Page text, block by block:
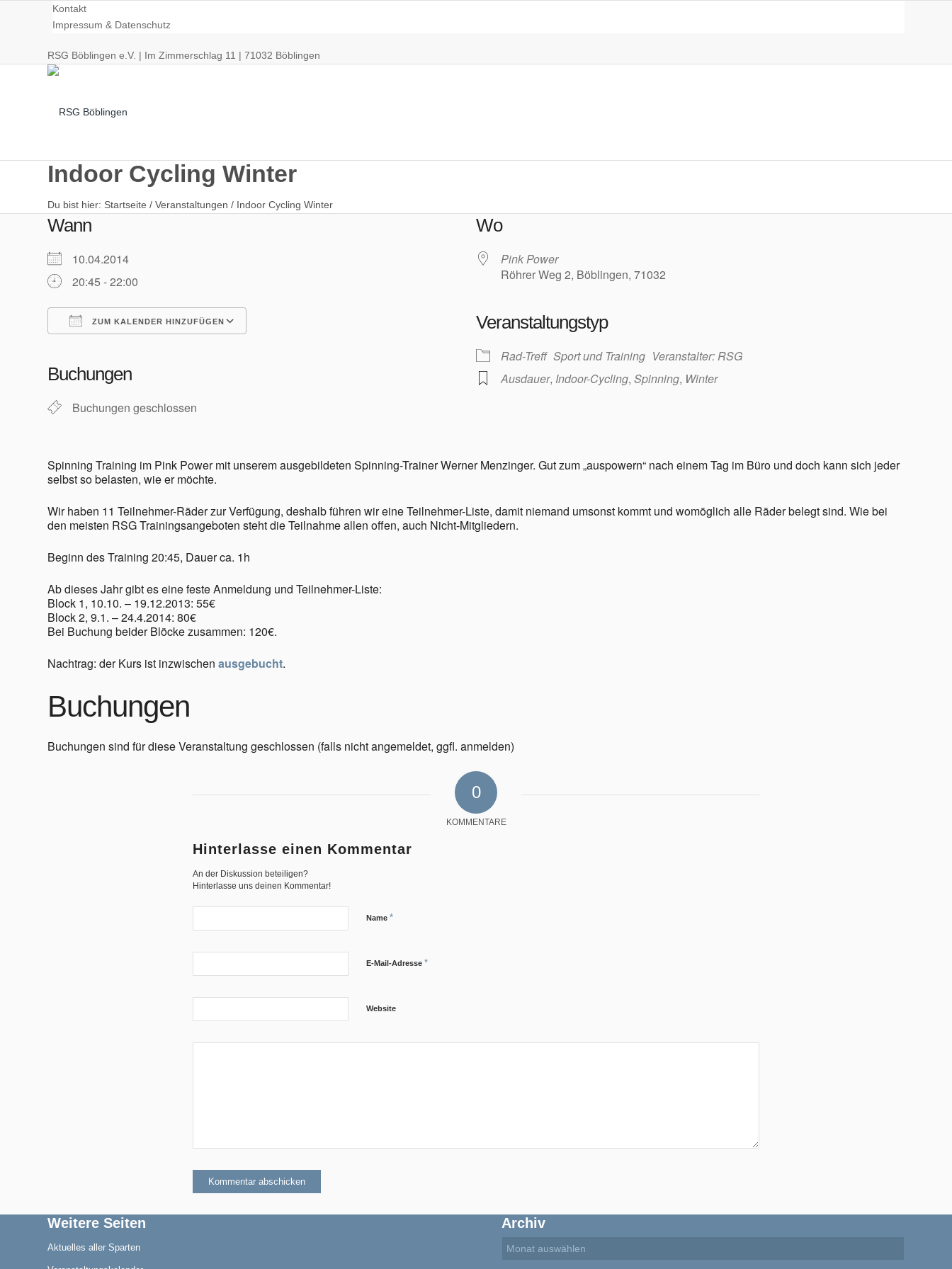
Kontakt
Impressum & Datenschutz
RSG Böblingen e.V. | Im Zimmerschlag 11 | 71032 Böblingen
Radsport
Training/Termine
Aktuelles
Permanente RTF – Durchs Heckengäu ins Nagoldtal
Bilder
Geschichte
Indoor Cycling Winter
Du bist hier: Startseite / Veranstaltungen / Indoor Cycling Winter
Wann
10.04.2014
20:45 - 22:00
ZUM KALENDER HINZUFÜGEN
Buchungen
Buchungen geschlossen
Wo
Pink Power
Röhrer Weg 2, Böblingen, 71032
Veranstaltungstyp
Rad-Treff Sport und Training Veranstalter: RSG
Ausdauer, Indoor-Cycling, Spinning, Winter
Spinning Training im Pink Power mit unserem ausgebildeten Spinning-Trainer Werner Menzinger. Gut zum „auspowern“ nach einem Tag im Büro und doch kann sich jeder
selbst so belasten, wie er möchte.
Wir haben 11 Teilnehmer-Räder zur Verfügung, deshalb führen wir eine Teilnehmer-Liste, damit niemand umsonst kommt und womöglich alle Räder belegt sind. Wie bei
den meisten RSG Trainingsangeboten steht die Teilnahme allen offen, auch Nicht-Mitgliedern.
Beginn des Training 20:45, Dauer ca. 1h
Ab dieses Jahr gibt es eine feste Anmeldung und Teilnehmer-Liste:
Block 1, 10.10. – 19.12.2013: 55€
Block 2, 9.1. – 24.4.2014: 80€
Bei Buchung beider Blöcke zusammen: 120€.
Nachtrag: der Kurs ist inzwischen ausgebucht.
Buchungen
Buchungen sind für diese Veranstaltung geschlossen (falls nicht angemeldet, ggfl. anmelden)
0
KOMMENTARE
Hinterlasse einen Kommentar
An der Diskussion beteiligen?
Hinterlasse uns deinen Kommentar!
Name *
E-Mail-Adresse *
Website
Weitere Seiten
Aktuelles aller Sparten
Archiv